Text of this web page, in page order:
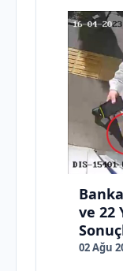
Banka
ve 22
02 Ağu